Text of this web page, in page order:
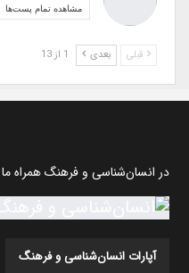
مشاهده تمام پست‌ها
قبلی بعدی
در انسان‌شناسی و فرهنگ همراه ما
آپارات انسان‌شناسی و فرهنگ